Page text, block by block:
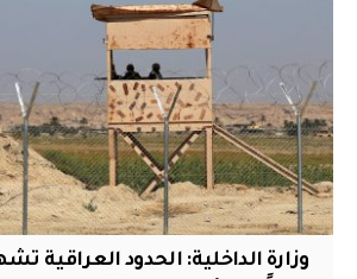
وزارة الداخلية: الحدود العراقية